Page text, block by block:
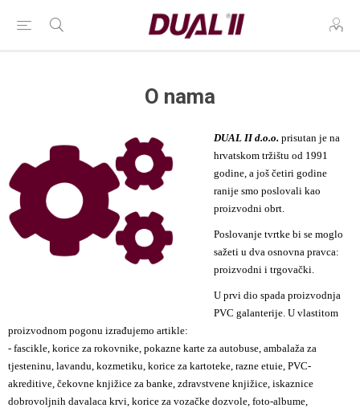
O nama
DUAL II d.o.o. prisutan je na
hrvatskom tržištu od 1991
godine, a još četiri godine
ranije smo poslovali kao
proizvodni obrt.
Poslovanje tvrtke bi se moglo
sažeti u dva osnovna pravca:
proizvodni i trgovački.
U prvi dio spada proizvodnja
PVC galanterije. U vlastitom
proizvodnom pogonu izrađujemo artikle:
- fascikle, korice za rokovnike, pokazne karte za autobuse, ambalaža za
tjesteninu, lavandu, kozmetiku, korice za kartoteke, razne etuie, PVC-
akreditive, čekovne knjižice za banke, zdravstvene knjižice, iskaznice
dobrovoljnih davalaca krvi, korice za vozačke dozvole, foto-albume,